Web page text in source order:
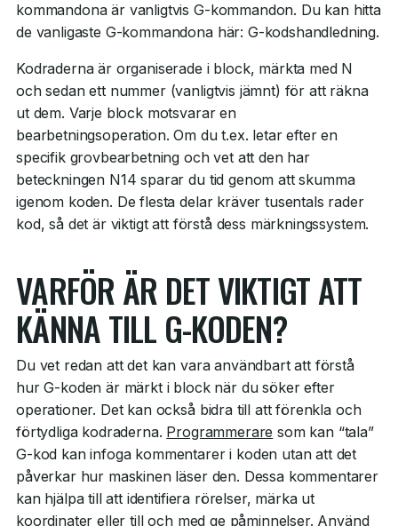
kommandona är vanligtvis G-kommandon. Du kan hitta
de vanligaste G-kommandona här: G-kodshandledning.
Kodraderna är organiserade i block, märkta med N
och sedan ett nummer (vanligtvis jämnt) för att räkna
ut dem. Varje block motsvarar en
bearbetningsoperation. Om du t.ex. letar efter en
specifik grovbearbetning och vet att den har
beteckningen N14 sparar du tid genom att skumma
igenom koden. De flesta delar kräver tusentals rader
kod, så det är viktigt att förstå dess märkningssystem.
VARFÖR ÄR DET VIKTIGT ATT
KÄNNA TILL G-KODEN?
Du vet redan att det kan vara användbart att förstå
hur G-koden är märkt i block när du söker efter
operationer. Det kan också bidra till att förenkla och
förtydliga kodraderna. Programmerare som kan “tala”
G-kod kan infoga kommentarer i koden utan att det
påverkar hur maskinen läser den. Dessa kommentarer
kan hjälpa till att identifiera rörelser, märka ut
koordinater eller till och med ge påminnelser. Använd